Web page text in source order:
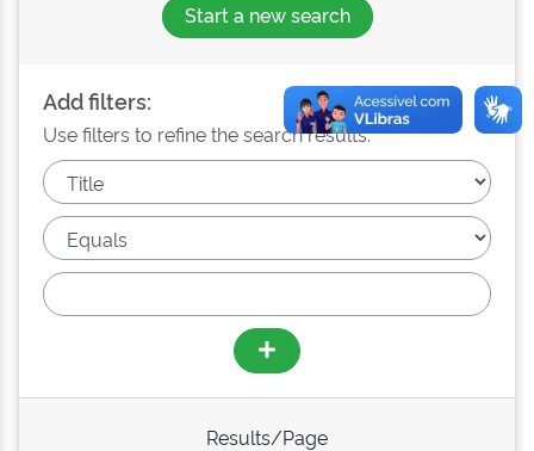
Start a new search
Add filters:
Use filters to refine the search results.
Results/Page